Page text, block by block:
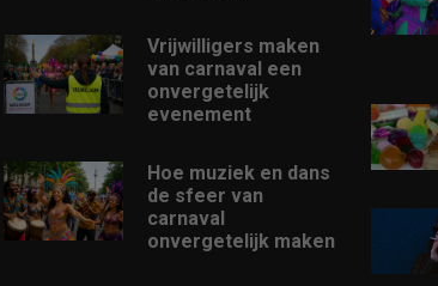
Vrijwilligers maken
van carnaval een
onvergetelijk
evenement
Hoe muziek en dans
de sfeer van
carnaval
onvergetelijk maken